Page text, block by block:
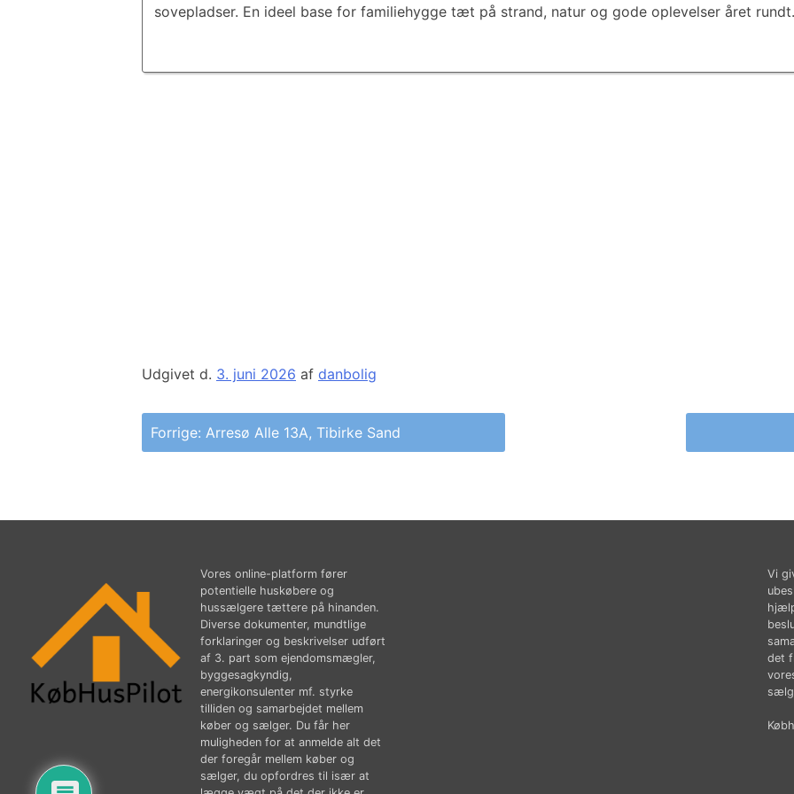
sovepladser. En ideel base for familiehygge tæt på strand, natur og gode oplevelser året rundt.
Udgivet d. 3. juni 2026 af danbolig
Indlægsnavigation
Forrige: Arresø Alle 13A, Tibirke Sand
Vores online-platform fører
potentielle huskøbere og
hussælgere tættere på hinanden.
Diverse dokumenter, mundtlige
forklaringer og beskrivelser udført
af 3. part som ejendomsmægler,
byggesagkyndig,
energikonsulenter mf. styrke
tilliden og samarbejdet mellem
køber og sælger. Du får her
muligheden for at anmelde alt det
der foregår mellem køber og
sælger, du opfordres til især at
Vi
det